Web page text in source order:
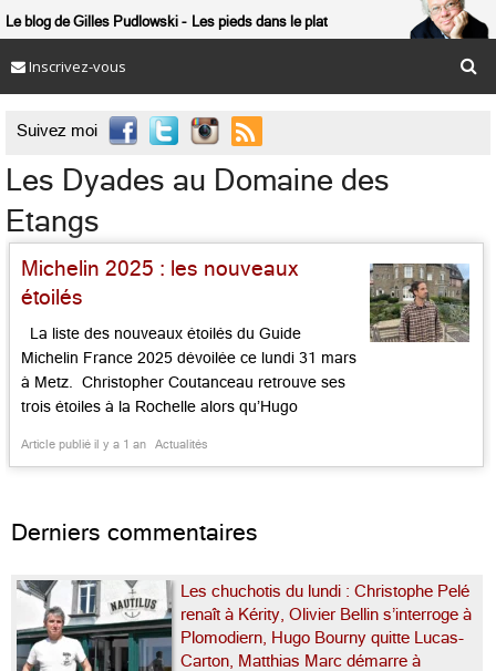
Le blog de Gilles Pudlowski Les pieds dans le plat
Inscrivez-vous
Suivez moi 
Les Dyades au Domaine des
Etangs
Michelin 2025 : les nouveaux
étoilés
La liste des nouveaux étoilés du Guide
Michelin France 2025 dévoilée ce lundi 31 mars
à Metz. Christopher Coutanceau retrouve ses
trois étoiles à la Rochelle alors qu’Hugo
Coquillage de Saint Méloir des Ondes. 69
Article publié il y a 1 an Actualités
Derniers commentaires
Les chuchotis du lundi : Christophe Pelé
renaît à Kérity, Olivier Bellin s’interroge à
Plomodiern, Hugo Bourny quitte Lucas-
Carton, Matthias Marc démarre à